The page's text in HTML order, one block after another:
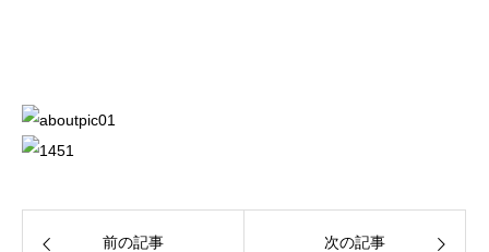
前の記事 次の記事